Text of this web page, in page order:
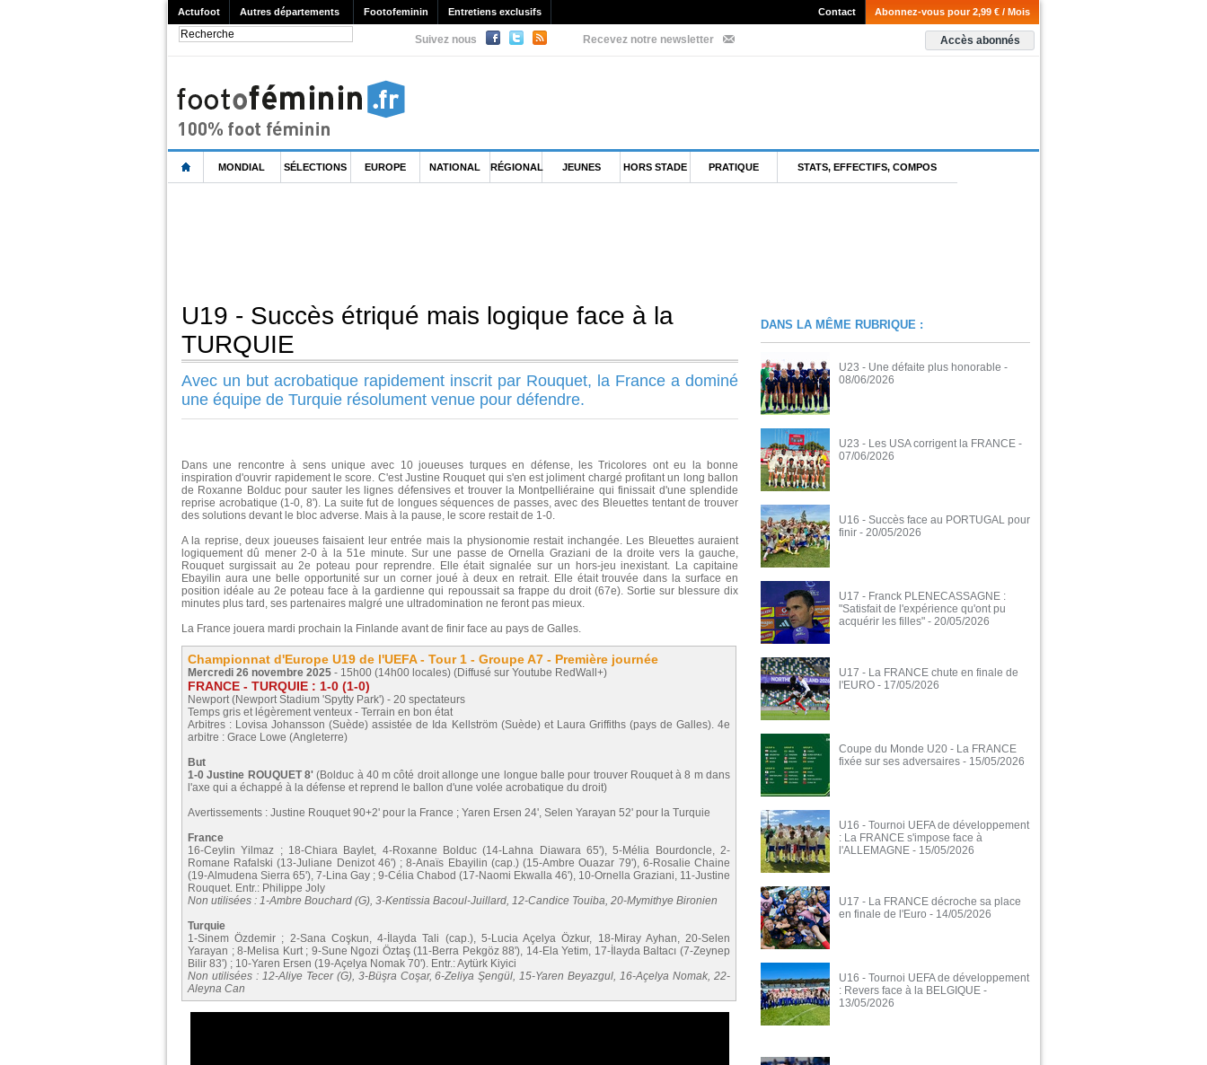
Actufoot Autres départements Footofeminin Entretiens exclusifs Abonnez-vous pour 2,99 € / Mois
Contact
Suivez nous Recevez notre newsletter Accès abonnés
MONDIAL SÉLECTIONS EUROPE NATIONAL RÉGIONAL JEUNES HORS STADE PRATIQUE STATS, EFFECTIFS, COMPOS
U19 - Succès étriqué mais logique face à la
TURQUIE
Avec un but acrobatique rapidement inscrit par Rouquet, la France a dominé
une équipe de Turquie résolument venue pour défendre.
Dans une rencontre à sens unique avec 10 joueuses turques en défense, les Tricolores ont eu la bonne
inspiration d'ouvrir rapidement le score. C'est Justine Rouquet qui s'en est joliment chargé profitant un long ballon
de Roxanne Bolduc pour sauter les lignes défensives et trouver la Montpelliéraine qui finissait d'une splendide
reprise acrobatique (1-0, 8'). La suite fut de longues séquences de passes, avec des Bleuettes tentant de trouver
des solutions devant le bloc adverse. Mais à la pause, le score restait de 1-0.
A la reprise, deux joueuses faisaient leur entrée mais la physionomie restait inchangée. Les Bleuettes auraient
logiquement dû mener 2-0 à la 51e minute. Sur une passe de Ornella Graziani de la droite vers la gauche,
Rouquet surgissait au 2e poteau pour reprendre. Elle était signalée sur un hors-jeu inexistant. La capitaine
Ebayilin aura une belle opportunité sur un corner joué à deux en retrait. Elle était trouvée dans la surface en
position idéale au 2e poteau face à la gardienne qui repoussait sa frappe du droit (67e). Sortie sur blessure dix
minutes plus tard, ses partenaires malgré une ultradomination ne feront pas mieux.
La France jouera mardi prochain la Finlande avant de finir face au pays de Galles.
Championnat d'Europe U19 de l'UEFA - Tour 1 - Groupe A7 - Première journée
Mercredi 26 novembre 2025 - 15h00 (14h00 locales) (Diffusé sur Youtube RedWall+)
FRANCE - TURQUIE : 1-0 (1-0)
Newport (Newport Stadium 'Spytty Park') - 20 spectateurs
Temps gris et légèrement venteux - Terrain en bon état
Arbitres : Lovisa Johansson (Suède) assistée de Ida Kellström (Suède) et Laura Griffiths (pays de Galles). 4e
arbitre : Grace Lowe (Angleterre)
But
1-0 Justine ROUQUET 8'(Bolduc à 40 m côté droit allonge une longue balle pour trouver Rouquet à 8 m dans
l'axe qui a échappé à la défense et reprend le ballon d'une volée acrobatique du droit)
Avertissements : Justine Rouquet 90+2' pour la France ; Yaren Ersen 24', Selen Yarayan 52' pour la Turquie
France
16-Ceylin Yilmaz ; 18-Chiara Baylet, 4-Roxanne Bolduc (14-Lahna Diawara 65'), 5-Mélia Bourdoncle, 2-
Romane Rafalski (13-Juliane Denizot 46') ; 8-Anaïs Ebayilin (cap.) (15-Ambre Ouazar 79'), 6-Rosalie Chaine
(19-Almudena Sierra 65'), 7-Lina Gay ; 9-Célia Chabod (17-Naomi Ekwalla 46'), 10-Ornella Graziani, 11-Justine
Rouquet. Entr.: Philippe Joly
Non utilisées : 1-Ambre Bouchard (G), 3-Kentissia Bacoul-Juillard, 12-Candice Touiba, 20-Mymithye Bironien
Turquie
1-Sinem Özdemir ; 2-Sana Coşkun, 4-İlayda Tali (cap.), 5-Lucia Açelya Özkur, 18-Miray Ayhan, 20-Selen
Yarayan ; 8-Melisa Kurt ; 9-Sune Ngozi Öztaş (11-Berra Pekgöz 88'), 14-Ela Yetim, 17-İlayda Baltacı (7-Zeynep
Bilir 83') ; 10-Yaren Ersen (19-Açelya Nomak 70'). Entr.: Aytürk Kiyici
Non utilisées : 12-Aliye Tecer (G), 3-Büşra Coşar, 6-Zeliya Şengül, 15-Yaren Beyazgul, 16-Açelya Nomak, 22-
Aleyna Can
DANS LA MÊME RUBRIQUE :
U23 - Une défaite plus honorable -
08/06/2026
U23 - Les USA corrigent la FRANCE -
07/06/2026
U16 - Succès face au PORTUGAL pour
finir - 20/05/2026
U17 - Franck PLENECASSAGNE :
"Satisfait de l'expérience qu'ont pu
acquérir les filles" - 20/05/2026
U17 - La FRANCE chute en finale de
l'EURO - 17/05/2026
Coupe du Monde U20 - La FRANCE
fixée sur ses adversaires - 15/05/2026
U16 - Tournoi UEFA de développement
: La FRANCE s'impose face à
l'ALLEMAGNE - 15/05/2026
U17 - La FRANCE décroche sa place
en finale de l'Euro - 14/05/2026
U16 - Tournoi UEFA de développement
: Revers face à la BELGIQUE -
13/05/2026